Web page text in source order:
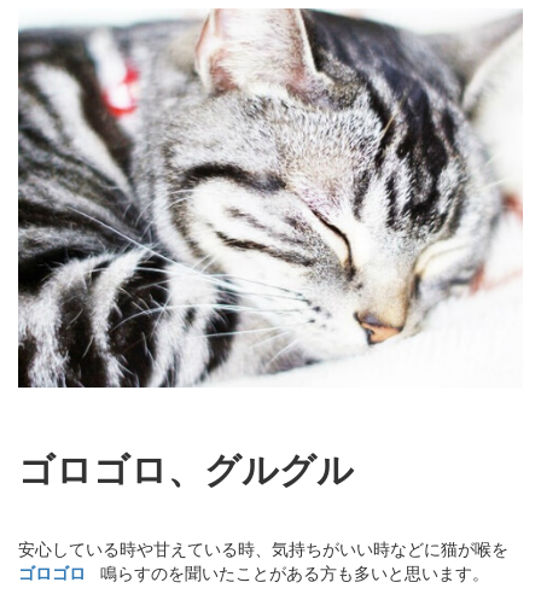
ゴロゴロ、グルグル
安心している時や甘えている時、気持ちがいい時などに猫が喉を
ゴロゴロ
鳴らすのを聞いたことがある方も多いと思います。